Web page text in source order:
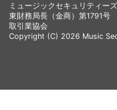
ミュージックセキュリティ
東財務局長（金商）第1791号
取引業協会
Copyright (C) 2026 Music